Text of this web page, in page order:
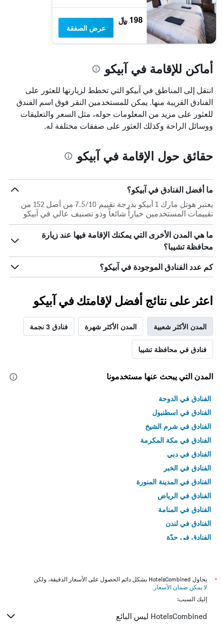
198 ﷼
عرض الصفقة
أماكن للإقامة في آبيكو
انتقل إلى المناطق في آبيكو التي تخطط لزيارتها للعثور على
الفنادق القريبة منها. يمكن للمستخدمين النقر فوق اسم الفندق
للعثور على مزيد من المعلومات حوله، مثل السعر والتعليقات
ووسائل الراحة وكذلك العثور على صفقات مختلفة له.
حقائق حول الإقامة في آبيكو
ما أفضل الفنادق في آبيكو؟
يعتبر هوتل مارك 1 أبيكو بدرجة تقييم 7.5/10 من أصل 152 من
تقييمات المستخدمين خياراً شائعاً وذو تصنيف عالي في آبيكو
ما هي المدن الأخرى التي يمكنك الإقامة فيها عند زيارة
محافظة تشيبا؟
كم عدد الفنادق الموجودة في آبيكو؟
اعثر على نتائج أفضل لإقامتك في آبيكو
المدن الأكثر شعبية المدن الأكثر شهرة فنادق 3 نجمة
فنادق في محافظة تشيبا
المدن التي يبحث عنها مستخدمونا
الفنادق في الدوحة
الفنادق في اسطنبول
الفنادق في شرم الشيخ
الفنادق في مكة المكرمة
الفنادق في دبي
الفنادق في الخبر
الفنادق في المدينة المنورة
الفنادق في الرياض
الفنادق في المنامة
الفنادق في لندن
الفنادق في جدّة
*
يحاول HotelsCombined بشكل دائم الحصول على الأسعار الدقيقة، ولكن
لا يمكن ضمان الأسعار .
إليك السبب:
HotelsCombined ليس البائع